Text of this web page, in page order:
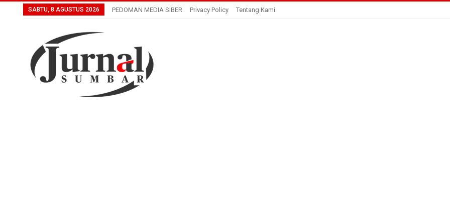
SABTU, 8 AGUSTUS 2026 PEDOMAN MEDIA SIBER Privacy Policy Tentang Kami